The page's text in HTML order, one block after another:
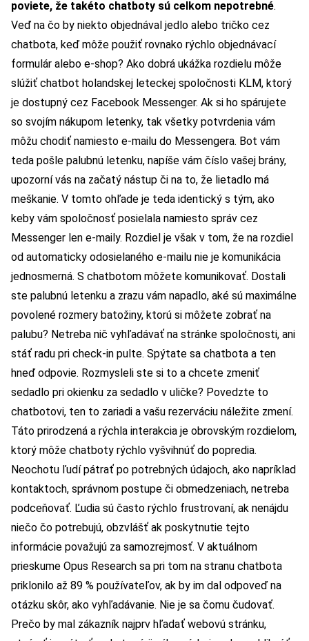
poviete, že takéto chatboty sú celkom nepotrebné.
Veď na čo by niekto objednával jedlo alebo tričko cez
chatbota, keď môže použiť rovnako rýchlo objednávací
formulár alebo e-shop? Ako dobrá ukážka rozdielu môže
slúžiť chatbot holandskej leteckej spoločnosti KLM, ktorý
je dostupný cez Facebook Messenger. Ak si ho spárujete
so svojím nákupom letenky, tak všetky potvrdenia vám
môžu chodiť namiesto e-mailu do Messengera. Bot vám
teda pošle palubnú letenku, napíše vám číslo vašej brány,
upozorní vás na začatý nástup či na to, že lietadlo má
meškanie. V tomto ohľade je teda identický s tým, ako
keby vám spoločnosť posielala namiesto správ cez
Messenger len e-maily. Rozdiel je však v tom, že na rozdiel
od automaticky odosielaného e-mailu nie je komunikácia
jednosmerná. S chatbotom môžete komunikovať. Dostali
ste palubnú letenku a zrazu vám napadlo, aké sú maximálne
povolené rozmery batožiny, ktorú si môžete zobrať na
palubu? Netreba nič vyhľadávať na stránke spoločnosti, ani
stáť radu pri check-in pulte. Spýtate sa chatbota a ten
hneď odpovie. Rozmysleli ste si to a chcete zmeniť
sedadlo pri okienku za sedadlo v uličke? Povedzte to
chatbotovi, ten to zariadi a vašu rezerváciu náležite zmení.
Táto prirodzená a rýchla interakcia je obrovským rozdielom,
ktorý môže chatboty rýchlo vyšvihnúť do popredia.
Neochotu ľudí pátrať po potrebných údajoch, ako napríklad
kontaktoch, správnom postupe či obmedzeniach, netreba
podceňovať. Ľudia sú často rýchlo frustrovaní, ak nenájdu
niečo čo potrebujú, obzvlášť ak poskytnutie tejto
informácie považujú za samozrejmosť. V aktuálnom
prieskume Opus Research sa pri tom na stranu chatbota
priklonilo až 89 % používateľov, ak by im dal odpoveď na
otázku skôr, ako vyhľadávanie. Nie je sa čomu čudovať.
Prečo by mal zákazník najprv hľadať webovú stránku,